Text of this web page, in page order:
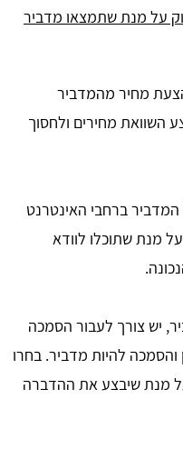
על מנת שתמצאו מדביר
מחיר מהמדביר
השוואת מחירים ולחסוך
ברחבי האינטרנט
מנת שתוכלו לוודא
יש צורך לעבור הסמכה
להיות מדביר. בחרו
מנת שיבצע את ההדברה